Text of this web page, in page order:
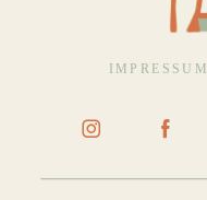
IMPRESSUM